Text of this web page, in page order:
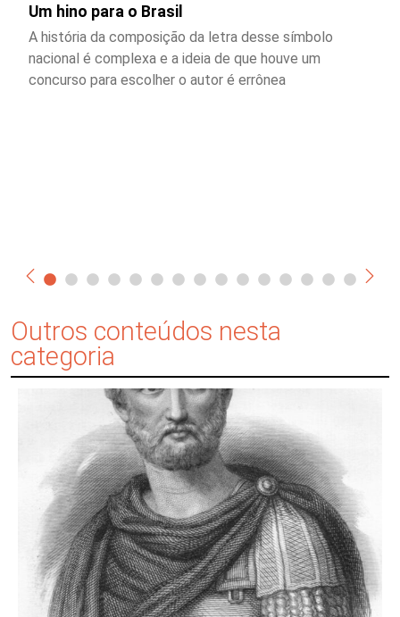
Um hino para o Brasil
A história da composição da letra desse símbolo
nacional é complexa e a ideia de que houve um
concurso para escolher o autor é errônea
Outros conteúdos nesta
categoria